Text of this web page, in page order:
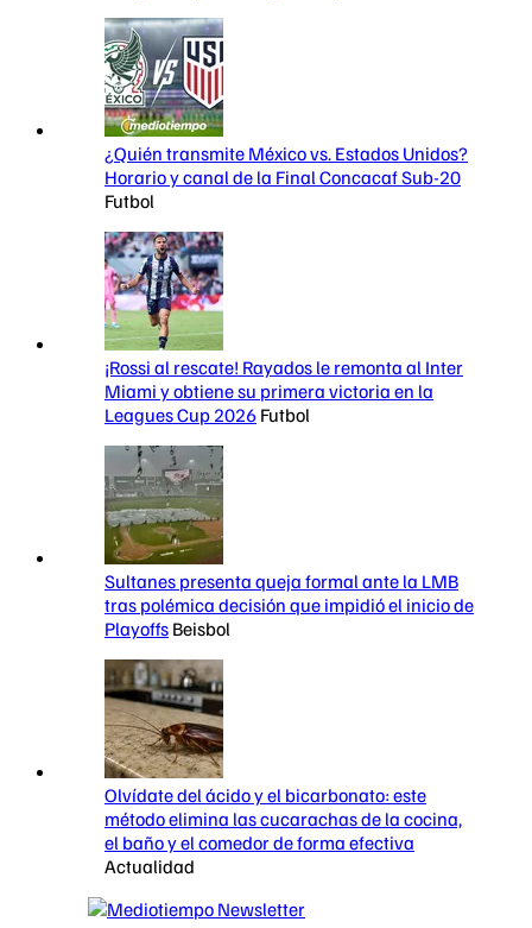
¿Quién transmite México vs. Estados Unidos?
Horario y canal de la Final Concacaf Sub-20
Futbol
¡Rossi al rescate! Rayados le remonta al Inter
Miami y obtiene su primera victoria en la
Leagues Cup 2026 Futbol
Sultanes presenta queja formal ante la LMB
tras polémica decisión que impidió el inicio de
Playoffs Beisbol
Olvídate del ácido y el bicarbonato: este
método elimina las cucarachas de la cocina,
el baño y el comedor de forma efectiva
Actualidad